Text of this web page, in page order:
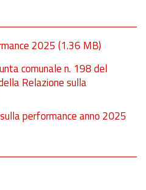
2025 (1.36 MB)
comunale n. 198 del
Relazione sulla
performance anno 2025